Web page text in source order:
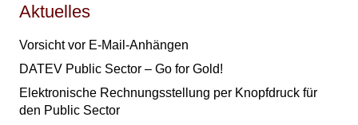
Aktuelles
Vorsicht vor E-Mail-Anhängen
DATEV Public Sector – Go for Gold!
Elektronische Rechnungsstellung per Knopfdruck für
den Public Sector